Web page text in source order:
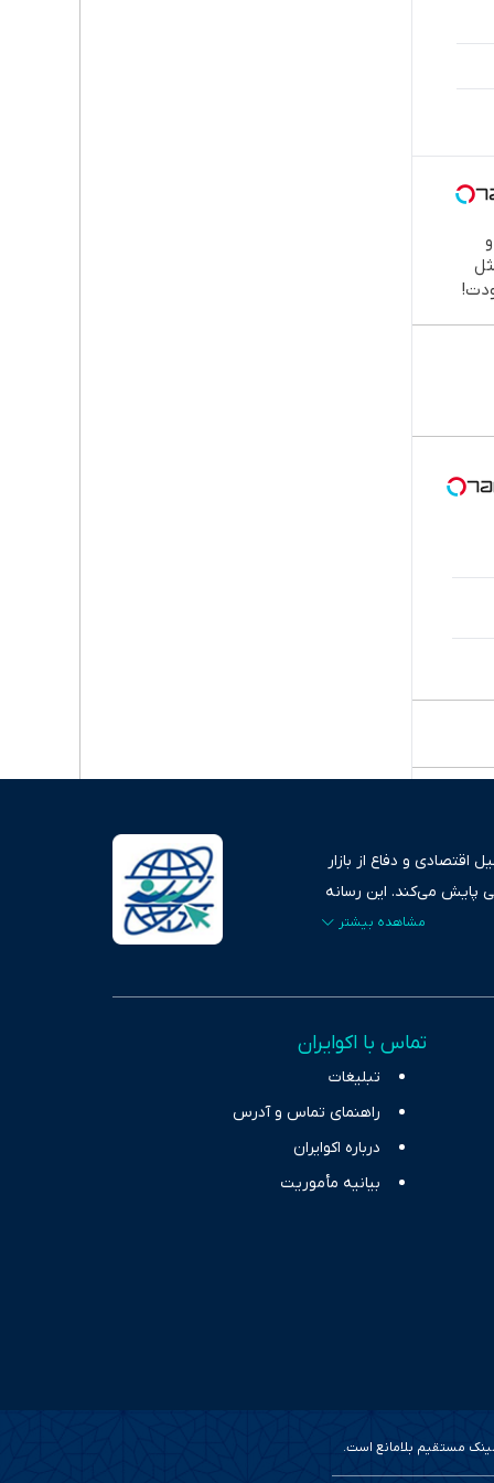
و دفاع از بازار
پایش می‌کند. این رسانه
بازارهای مالی،
حوزه‌های اثرگذار بر
تماس با اکوایران
تبلیغات
راهنمای تماس و آدرس
درباره اکوایران
بیانیه مأموریت
مستقیم بلامانع است.